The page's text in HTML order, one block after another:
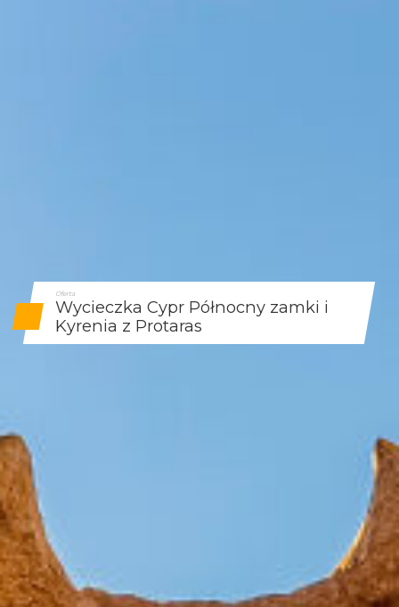
Oferta
Wycieczka Cypr Północny zamki i
Kyrenia z Protaras